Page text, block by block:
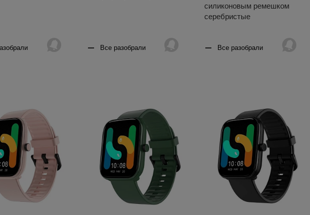
Все разобрали
силиконовым ремешком
серебристые
Все разобрали